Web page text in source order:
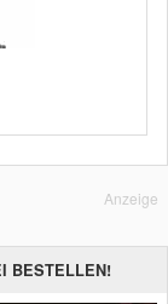
Anzeige
BESTELLEN!